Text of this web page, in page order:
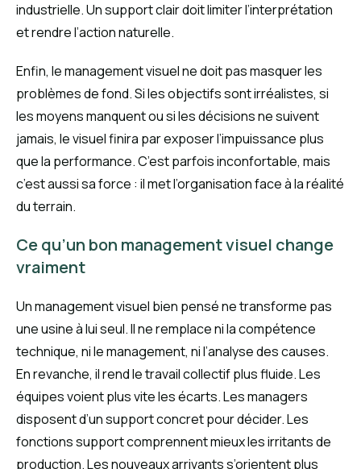
industrielle. Un support clair doit limiter l’interprétation
et rendre l’action naturelle.
Enfin, le management visuel ne doit pas masquer les
problèmes de fond. Si les objectifs sont irréalistes, si
les moyens manquent ou si les décisions ne suivent
jamais, le visuel finira par exposer l’impuissance plus
que la performance. C’est parfois inconfortable, mais
c’est aussi sa force : il met l’organisation face à la réalité
du terrain.
Ce qu’un bon management visuel change
vraiment
Un management visuel bien pensé ne transforme pas
une usine à lui seul. Il ne remplace ni la compétence
technique, ni le management, ni l’analyse des causes.
En revanche, il rend le travail collectif plus fluide. Les
équipes voient plus vite les écarts. Les managers
disposent d’un support concret pour décider. Les
fonctions support comprennent mieux les irritants de
production. Les nouveaux arrivants s’orientent plus